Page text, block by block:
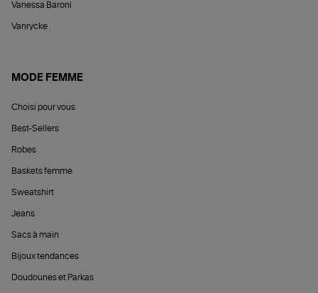
Vanessa Baroni
Vanrycke
MODE FEMME
Choisi pour vous
Best-Sellers
Robes
Baskets femme
Sweatshirt
Jeans
Sacs à main
Bijoux tendances
Doudounes et Parkas